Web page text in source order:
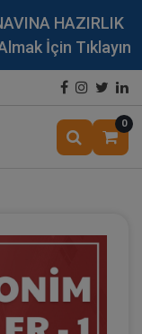
HAZIRLIK
İçin Tıklayın
0